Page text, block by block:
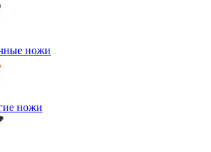
ножи
ножи